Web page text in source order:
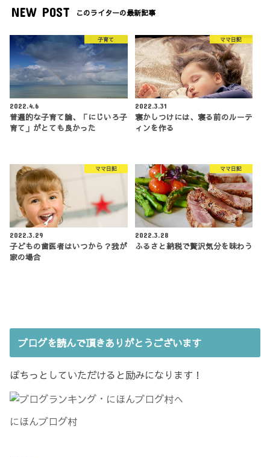
NEW POST このライターの最新記事
子育て
2022.4.6
普遍的な子育て論、「にじいろ子
育て」がとても良かった
ママ日記
2022.3.31
寝かしつけには、寝る前のルーテ
ィンを作る
ママ日記
2022.3.29
子どもの歯医者はいつから？我が
家の場合
ママ日記
2022.3.28
ふるさと納税で贅沢気分を味わう
ブログを読んで頂きありがとうございます
ぽちっとしていただけると励みになります！
にほんブログ村